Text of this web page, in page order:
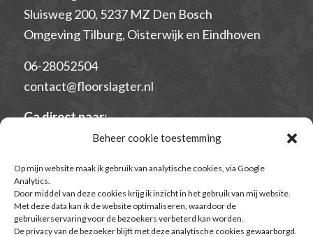
Beheer cookie toestemming
Op mijn website maak ik gebruik van analytische cookies, via Google
Analytics.
Door middel van deze cookies krijg ik inzicht in het gebruik van mij website.
Met deze data kan ik de website optimaliseren, waardoor de
gebruikerservaring voor de bezoekers verbeterd kan worden.
De privacy van de bezoeker blijft met deze analytische cookies gewaarborgd.
Sluisweg 200, 5237 MZ Den Bosch
Omgeving Tilburg, Oisterwijk en Eindhoven
06-28052504
contact@floorslagter.nl
Ga direct naar:
Algemene Voorwaarden voor opleidingen en
– Algemene voorwaarden voor individuele
begeleiding
– Begeleidingsovereenkomst